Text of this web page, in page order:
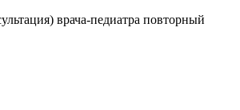
врача-педиатра повторный